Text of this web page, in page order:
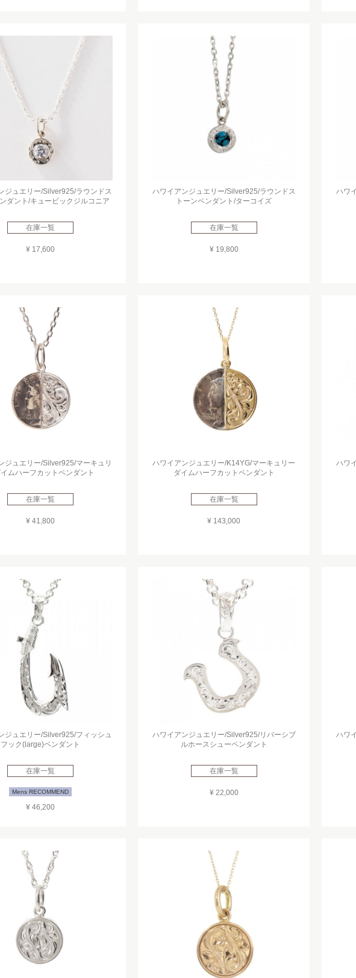
ジュエリー/Silver925/ラウンドス
ダント/キュービックジルコニア
在庫一覧
¥ 17,600
ハワイアンジュエリー/Silver925/ラウンドス
トーンペンダント/ターコイズ
在庫一覧
¥ 19,800
ハワ
ジュエリー/Silver925/マーキュリ
ムハーフカットペンダント
在庫一覧
¥ 41,800
ハワイアンジュエリー/K14YG/マーキュリー
ダイムハーフカットペンダント
在庫一覧
¥ 143,000
ハワ
ジュエリー/Silver925/フィッシュ
フック(large)ペンダント
在庫一覧
Mens RECOMMEND
¥ 46,200
ハワイアンジュエリー/Silver925/リバーシブ
ルホースシューペンダント
在庫一覧
¥ 22,000
ハワ